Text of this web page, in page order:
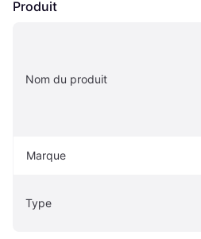
Produit
Nom du produit
Marque
Type